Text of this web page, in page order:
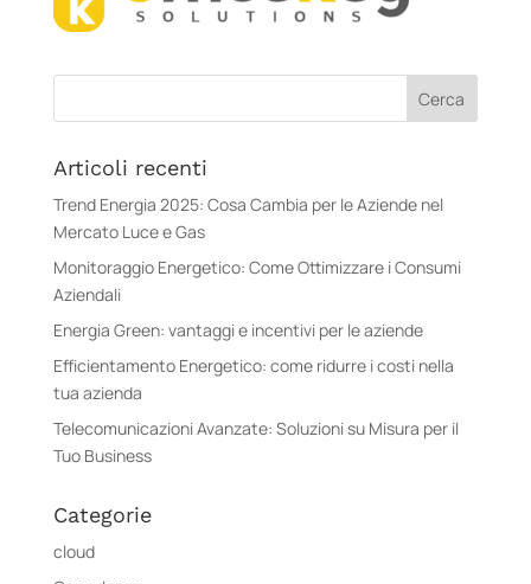
Articoli recenti
Trend Energia 2025: Cosa Cambia per le Aziende nel
Mercato Luce e Gas
Monitoraggio Energetico: Come Ottimizzare i Consumi
Aziendali
Energia Green: vantaggi e incentivi per le aziende
Efficientamento Energetico: come ridurre i costi nella
tua azienda
Telecomunicazioni Avanzate: Soluzioni su Misura per il
Tuo Business
Categorie
cloud